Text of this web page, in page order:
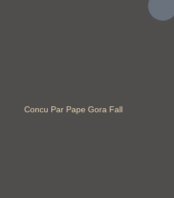
Concu Par Pape Gora Fall